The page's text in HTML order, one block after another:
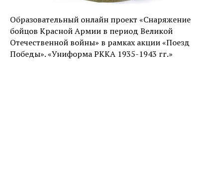
Образовательный онлайн проект «Снаряжение
бойцов Красной Армии в период Великой
Отечественной войны» в рамках акции «Поезд
Победы». «Униформа РККА 1935-1943 гг.»